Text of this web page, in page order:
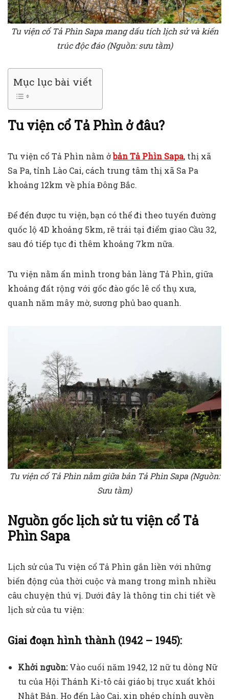
Tu viện cổ Tả Phìn Sapa mang dấu tích lịch sử và kiến
trúc độc đáo (Nguồn: sưu tầm)
Mục lục bài viết
Tu viện cổ Tả Phìn ở đâu?
Tu viện cổ Tả Phìn nằm ởbản Tả Phìn Sapa, thị xã
Sa Pa, tỉnh Lào Cai, cách trung tâm thị xã Sa Pa
khoảng 12km về phía Đông Bắc.
Để đến được tu viện, bạn có thể đi theo tuyến đường
quốc lộ 4D khoảng 5km, rẽ trái tại điểm giao Cầu 32,
sau đó tiếp tục đi thêm khoảng 7km nữa.
Tu viện nằm ẩn mình trong bản làng Tả Phìn, giữa
khoảng đất rộng với gốc đào gốc lê cổ thụ xưa,
quanh năm mây mờ, sương phủ bao quanh.
Tu viện cổ Tả Phìn nằm giữa bản Tả Phìn Sapa (Nguồn:
Sưu tầm)
Nguồn gốc lịch sử tu viện cổ Tả
Phìn Sapa
Lịch sử của Tu viện cổ Tả Phìn gắn liền với những
biến động của thời cuộc và mang trong mình nhiều
câu chuyện thú vị. Dưới đây là thông tin chi tiết về
lịch sử của tu viện:
Giai đoạn hình thành (1942 – 1945):
Khởi nguồn:Vào cuối năm 1942, 12 nữ tu dòng Nữ
tu của Hội Thánh Ki-tô cải giáo bị trục xuất khỏi
Nhật Bản. Họ đến Lào Cai, xin phép chính quyền